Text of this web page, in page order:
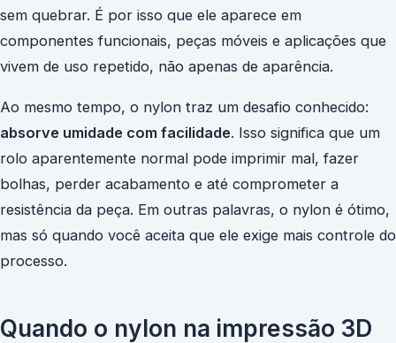
sem quebrar. É por isso que ele aparece em
componentes funcionais, peças móveis e aplicações que
vivem de uso repetido, não apenas de aparência.
Ao mesmo tempo, o nylon traz um desafio conhecido:
absorve umidade com facilidade. Isso significa que um
rolo aparentemente normal pode imprimir mal, fazer
bolhas, perder acabamento e até comprometer a
resistência da peça. Em outras palavras, o nylon é ótimo,
mas só quando você aceita que ele exige mais controle do
processo.
Quando o nylon na impressão 3D